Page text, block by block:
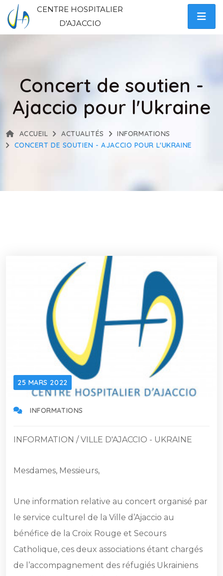
CENTRE HOSPITALIER
D'AJACCIO
Concert de soutien -
Ajaccio pour l'Ukraine
ACCUEIL ACTUALITÉS
INFORMATIONS
CONCERT DE SOUTIEN - AJACCIO POUR L'UKRAINE
25 MARS 2022
INFORMATIONS
INFORMATION / VILLE D'AJACCIO - UKRAINE
Mesdames, Messieurs,
Une information relative au concert organisé par
le service culturel de la Ville d’Ajaccio au
bénéfice de la Croix Rouge et Secours
Catholique, ces deux associations étant chargés
de l’accompagnement des réfugiés Ukrainiens